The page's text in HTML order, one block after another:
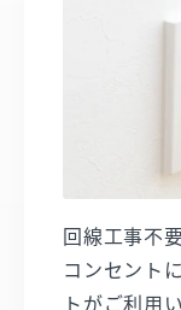
回線工事不要
コンセント
トがご利用